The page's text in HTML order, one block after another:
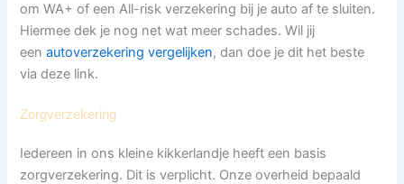
om WA+ of een All-risk verzekering bij je auto af te sluiten.
Hiermee dek je nog net wat meer schades. Wil jij
eenautoverzekering vergelijken, dan doe je dit het beste
via deze link.
Zorgverzekering
Iedereen in ons kleine kikkerlandje heeft een basis
zorgverzekering. Dit is verplicht. Onze overheid bepaald